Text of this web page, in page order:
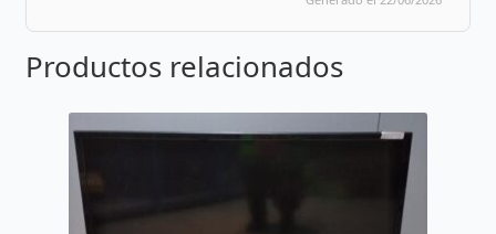
Productos relacionados